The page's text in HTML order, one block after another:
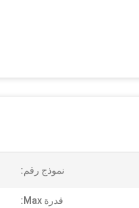
نموذج رقم:
قدرة Max: